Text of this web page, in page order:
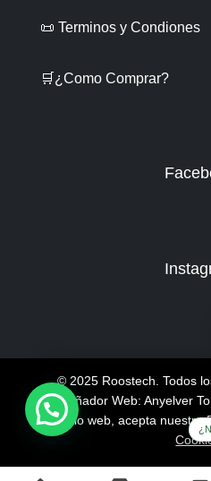
📜 Terminos y Condiones
🛒¿Como Comprar?
© 2025 Roostech. Todos
Diseñador Web: Anyelver
sitio web, acepta nuestra